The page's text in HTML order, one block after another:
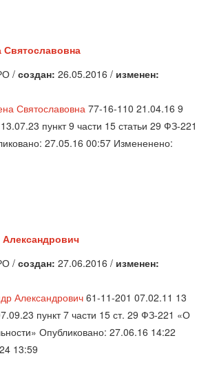
Святославовна
/ создан: 26.05.2016 / изменен:
Святославовна 77-16-110 21.04.16 9
пункт 9 части 15 статьи 29 ФЗ-221
27.05.16 00:57 Измененено:
/ создан: 27.06.2016 / изменен:
Александрович61-11-201 07.02.11 13
пункт 7 части 15 ст. 29 ФЗ-221 «О
Опубликовано: 27.06.16 14:22
13:59